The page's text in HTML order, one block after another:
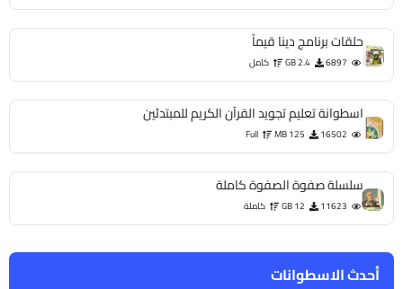
أحدث الاسطوانات
حلقات برنامج دينا قيماً
6897
2.4 GB كامل
اسطوانة تعليم تجويد القرآن الكريم للمبتدئين
16502
125 MB
Full
سلسلة صفوة الصفوة كاملة
11623
12 GB كاملة